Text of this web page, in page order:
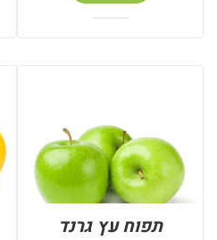
תפוח עץ גרנד